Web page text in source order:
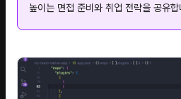
높이는 면접 준비와 취업 전략을 공유합